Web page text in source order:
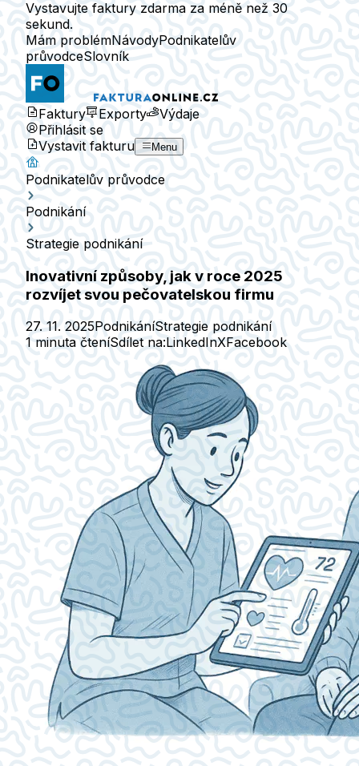
Vystavujte faktury zdarma za méně než 30
sekund.
Mám problémNávodyPodnikatelův
průvodceSlovník
Faktury Exporty
Výdaje
Přihlásit se
Vystavit fakturu
Menu
Podnikatelův průvodce
Podnikání
Strategie podnikání
Inovativní způsoby, jak v roce 2025
rozvíjet svou pečovatelskou firmu
27. 11. 2025PodnikáníStrategie podnikání
1 minuta čteníSdílet na:LinkedInXFacebook